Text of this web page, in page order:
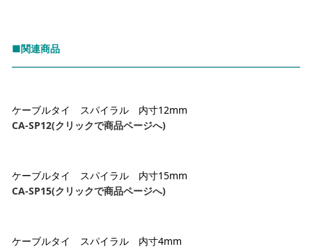
■関連商品
ケーブルタイ スパイラル 内寸12mm
CA-SP12(クリックで商品ページへ)
ケーブルタイ スパイラル 内寸15mm
CA-SP15(クリックで商品ページへ)
ケーブルタイ スパイラル 内寸4mm